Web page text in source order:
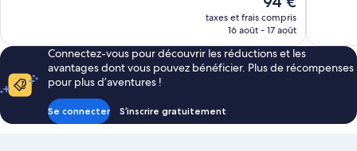
nouveau
prix
de
94 €
taxes et frais compris
16 août - 17 août
538 avis
Connectez-vous pour découvrir les réductions et les
avantages dont vous pouvez bénéficier. Plus de récompenses
pour plus d’aventures !
Se connecter S’inscrire gratuitement